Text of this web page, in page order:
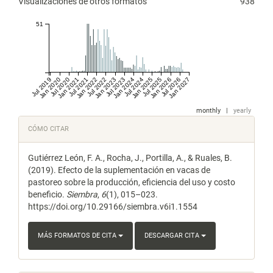
Jul 2019
Jan 2020
Jul 2020
Jan 2021
Jul 2021
Jan 2022
Jul 2022
Jan 2023
Jul 2023
Jan 2024
Jul 2024
Jan 2025
Jul 2025
Jan 2026
Jul 2026
Jan 2027
51
monthly yearly
Detalles
del
artículo
CÓMO CITAR
Gutiérrez León, F. A., Rocha, J., Portilla, A., & Ruales, B.
(2019). Efecto de la suplementación en vacas de
pastoreo sobre la producción, eficiencia del uso y costo
beneficio. Siembra, 6(1), 015–023.
https://doi.org/10.29166/siembra.v6i1.1554
MÁS FORMATOS DE CITA DESCARGAR CITA